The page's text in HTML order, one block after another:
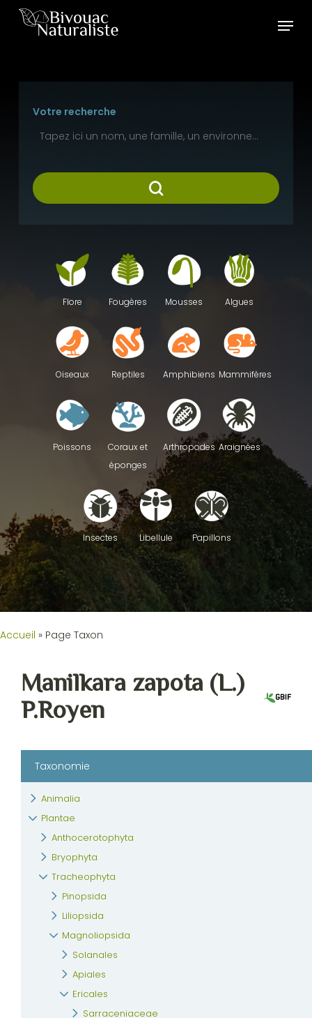
Menu
Votre recherche
Flore Fougères Mousses Algues
Oiseaux Reptiles Amphibiens Mammifères
Poissons
Coraux et
éponges
Arthropodes Araignées
Insectes Libellule Papillons
Accueil » Page Taxon
Manilkara zapota (L.)
P.Royen
Taxonomie
Animalia
Plantae
Anthocerotophyta
Bryophyta
Tracheophyta
Pinopsida
Liliopsida
Magnoliopsida
Solanales
Apiales
Ericales
Sarraceniaceae